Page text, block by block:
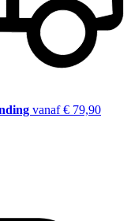
vanaf € 79,90